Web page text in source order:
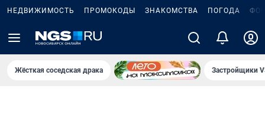
НЕДВИЖИМОСТЬ ПРОМОКОДЫ ЗНАКОМСТВА ПОГОДА
Жёсткая соседская драка Застройщики